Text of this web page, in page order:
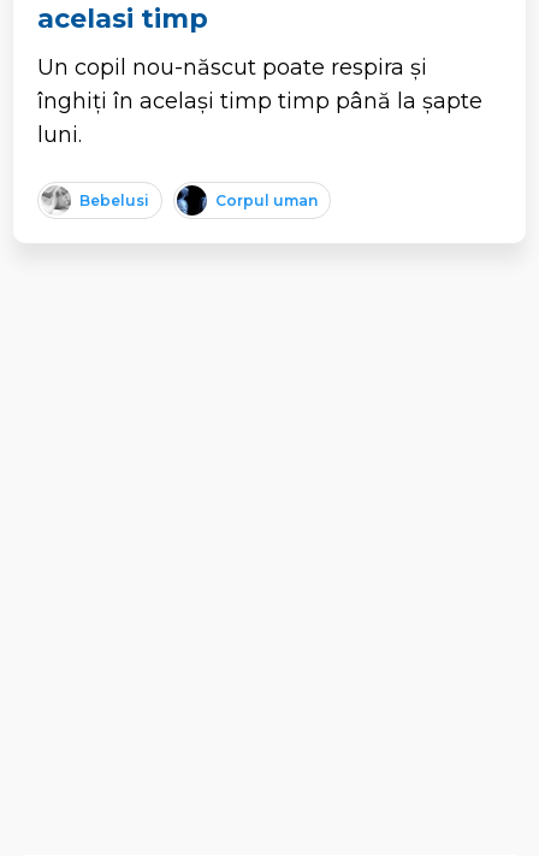
acelasi timp
Un copil nou-născut poate respira și
înghiți în același timp timp până la șapte
luni.
Bebelusi Corpul uman